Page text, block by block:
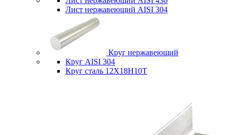
Лист нержавеющий AISI 304
Круг нержавеющий
Круг AISI 304
Круг сталь 12Х18Н10Т